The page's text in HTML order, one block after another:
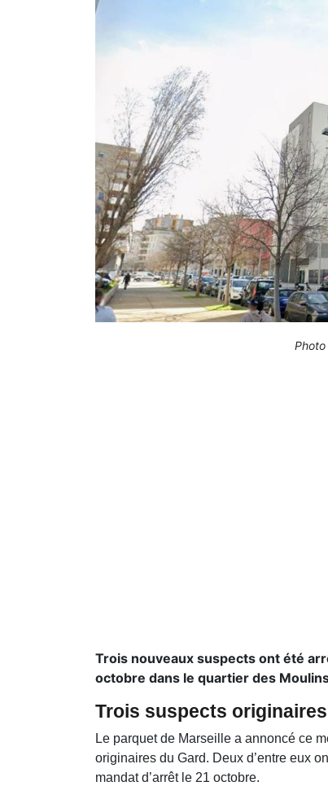
Trois nouveaux suspects ont été
octobre dans le quartier des
Trois suspects
Le parquet de Marseille a annoncé ce
originaires du Gard. Deux d’entre eux
mandat d’arrêt le 21 octobre.